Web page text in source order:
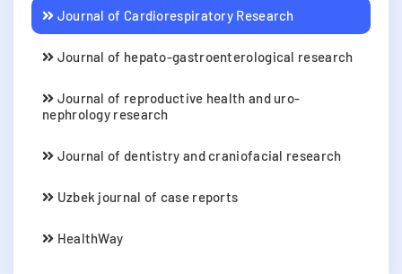
Journal of Cardiorespiratory Research
Journal of hepato-gastroenterological research
Journal of reproductive health and uro-
nephrology research
Journal of dentistry and craniofacial research
Uzbek journal of case reports
HealthWay